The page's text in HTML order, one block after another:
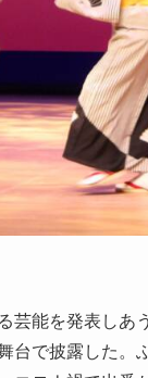
芸能を発表しあ
台で披露した